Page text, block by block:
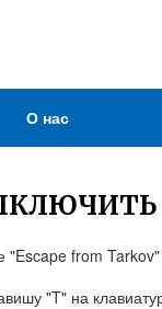
О нас
"Escape from
"T" на